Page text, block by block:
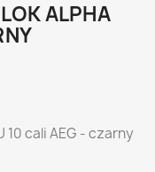
ALPHA
10 cali AEG - czarny